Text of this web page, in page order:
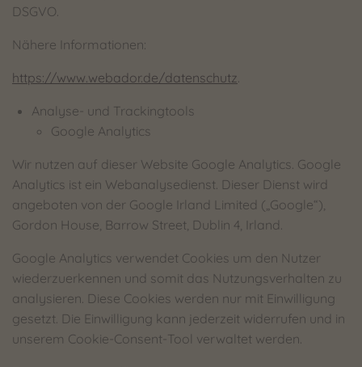
DSGVO.
Nähere Informationen:
https://www.webador.de/datenschutz.
Analyse- und Trackingtools
Google Analytics
Wir nutzen auf dieser Website Google Analytics. Google
Analytics ist ein Webanalysedienst. Dieser Dienst wird
angeboten von der Google Irland Limited („Google“),
Gordon House, Barrow Street, Dublin 4, Irland.
Google Analytics verwendet Cookies um den Nutzer
wiederzuerkennen und somit das Nutzungsverhalten zu
analysieren. Diese Cookies werden nur mit Einwilligung
gesetzt. Die Einwilligung kann jederzeit widerrufen und in
unserem Cookie-Consent-Tool verwaltet werden.